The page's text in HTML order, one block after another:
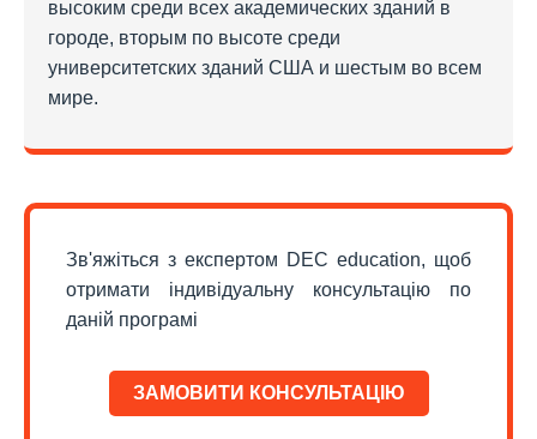
высоким среди всех академических зданий в
городе, вторым по высоте среди
университетских зданий США и шестым во всем
мире.
Зв'яжіться з експертом DEC education, щоб
отримати індивідуальну консультацію по
даній програмі
ЗАМОВИТИ КОНСУЛЬТАЦІЮ